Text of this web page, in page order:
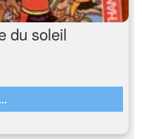
du soleil